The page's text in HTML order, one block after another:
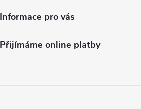
Informace pro vás
Přijímáme online platby